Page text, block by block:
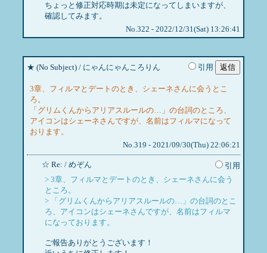
ちょっと修正対応時期は未定になってしまいますが、
確認してみます。
No.322 - 2022/12/31(Sat) 13:26:41
★ (No Subject) / にゃんにゃんころりん 引用
3章、フィルマとデートのとき、シェーネさんに会うとこ
ろ。
「グリムくんからアリアスルールの…」の台詞のところ、
アイコンはシェーネさんですが、名前はフィルマになって
おります。
No.319 - 2021/09/30(Thu) 22:06:21
☆ Re: / めぞん
引用
> 3章、フィルマとデートのとき、シェーネさんに会う
ところ。
> 「グリムくんからアリアスルールの…」の台詞のとこ
ろ、アイコンはシェーネさんですが、名前はフィルマ
になっております。
ご報告ありがとうございます！